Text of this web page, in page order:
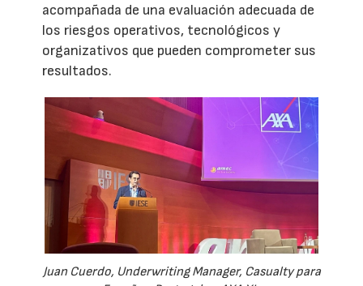
acompañada de una evaluación adecuada de
los riesgos operativos, tecnológicos y
organizativos que pueden comprometer sus
resultados.
Juan Cuerdo, Underwriting Manager, Casualty para